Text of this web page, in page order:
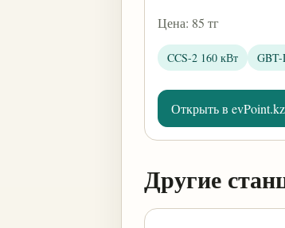
Цена: 85 тг
CCS-2 160 кВт
Открыть в evPoint.kz
Другие